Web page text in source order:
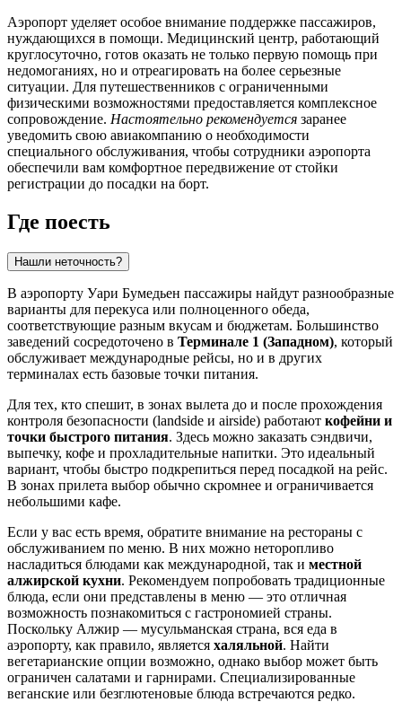
Аэропорт уделяет особое внимание поддержке пассажиров,
нуждающихся в помощи. Медицинский центр, работающий
круглосуточно, готов оказать не только первую помощь при
недомоганиях, но и отреагировать на более серьезные
ситуации. Для путешественников с ограниченными
физическими возможностями предоставляется комплексное
сопровождение. Настоятельно рекомендуется заранее
уведомить свою авиакомпанию о необходимости
специального обслуживания, чтобы сотрудники аэропорта
обеспечили вам комфортное передвижение от стойки
регистрации до посадки на борт.
Где поесть
Нашли неточность?
В аэропорту Уари Бумедьен пассажиры найдут разнообразные
варианты для перекуса или полноценного обеда,
соответствующие разным вкусам и бюджетам. Большинство
заведений сосредоточено в Терминале 1 (Западном), который
обслуживает международные рейсы, но и в других
терминалах есть базовые точки питания.
Для тех, кто спешит, в зонах вылета до и после прохождения
контроля безопасности (landside и airside) работают кофейни и
точки быстрого питания. Здесь можно заказать сэндвичи,
выпечку, кофе и прохладительные напитки. Это идеальный
вариант, чтобы быстро подкрепиться перед посадкой на рейс.
В зонах прилета выбор обычно скромнее и ограничивается
небольшими кафе.
Если у вас есть время, обратите внимание на рестораны с
обслуживанием по меню. В них можно неторопливо
насладиться блюдами как международной, так и местной
алжирской кухни. Рекомендуем попробовать традиционные
блюда, если они представлены в меню — это отличная
возможность познакомиться с гастрономией страны.
Поскольку Алжир — мусульманская страна, вся еда в
аэропорту, как правило, является халяльной. Найти
вегетарианские опции возможно, однако выбор может быть
ограничен салатами и гарнирами. Специализированные
веганские или безглютеновые блюда встречаются редко.